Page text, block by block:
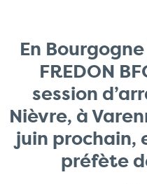
En
FREDON
session
Nièvre, à
juin prochain,
préfète